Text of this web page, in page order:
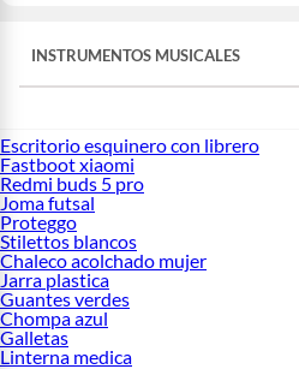
INSTRUMENTOS MUSICALES
Escritorio esquinero con librero
Fastboot xiaomi
Redmi buds 5 pro
Joma futsal
Proteggo
Stilettos blancos
Chaleco acolchado mujer
Jarra plastica
Guantes verdes
Chompa azul
Galletas
Linterna medica